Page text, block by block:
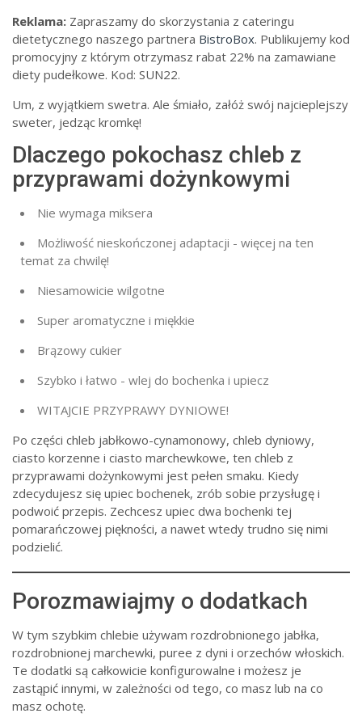
Reklama: Zapraszamy do skorzystania z cateringu
dietetycznego naszego partnera BistroBox. Publikujemy kod
promocyjny z którym otrzymasz rabat 22% na zamawiane
diety pudełkowe. Kod: SUN22.
Um, z wyjątkiem swetra. Ale śmiało, załóż swój najcieplejszy
sweter, jedząc kromkę!
Dlaczego pokochasz chleb z
przyprawami dożynkowymi
Nie wymaga miksera
Możliwość nieskończonej adaptacji - więcej na ten
temat za chwilę!
Niesamowicie wilgotne
Super aromatyczne i miękkie
Brązowy cukier
Szybko i łatwo - wlej do bochenka i upiecz
WITAJCIE PRZYPRAWY DYNIOWE!
Po części chleb jabłkowo-cynamonowy, chleb dyniowy,
ciasto korzenne i ciasto marchewkowe, ten chleb z
przyprawami dożynkowymi jest pełen smaku. Kiedy
zdecydujesz się upiec bochenek, zrób sobie przysługę i
podwoić przepis. Zechcesz upiec dwa bochenki tej
pomarańczowej piękności, a nawet wtedy trudno się nimi
podzielić.
Porozmawiajmy o dodatkach
W tym szybkim chlebie używam rozdrobnionego jabłka,
rozdrobnionej marchewki, puree z dyni i orzechów włoskich.
Te dodatki są całkowicie konfigurowalne i możesz je
zastąpić innymi, w zależności od tego, co masz lub na co
masz ochotę.